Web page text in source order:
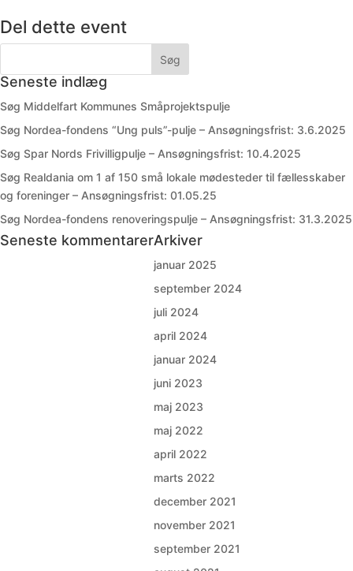
Del dette event
Seneste indlæg
Søg Middelfart Kommunes Småprojektspulje
Søg Nordea-fondens “Ung puls”-pulje – Ansøgningsfrist: 3.6.2025
Søg Spar Nords Frivilligpulje – Ansøgningsfrist: 10.4.2025
Søg Realdania om 1 af 150 små lokale mødesteder til fællesskaber
og foreninger – Ansøgningsfrist: 01.05.25
Søg Nordea-fondens renoveringspulje – Ansøgningsfrist: 31.3.2025
Seneste kommentarerArkiver
januar 2025
september 2024
juli 2024
april 2024
januar 2024
juni 2023
maj 2023
maj 2022
april 2022
marts 2022
december 2021
november 2021
september 2021